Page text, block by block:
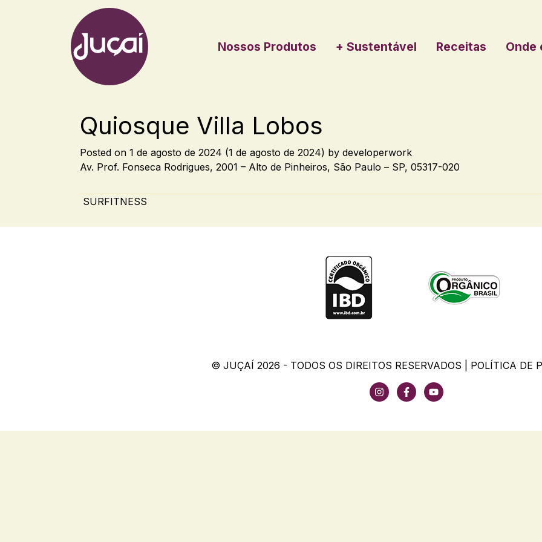
Main Navigation Nossos Produtos + Sustentável Receitas Onde
Quiosque Villa Lobos
Posted on 1 de agosto de 2024 (1 de agosto de 2024) by developerwork
Av. Prof. Fonseca Rodrigues, 2001 – Alto de Pinheiros, São Paulo – SP, 05317-020
Post navigation
SURFITNESS
© JUÇAÍ 2026 - TODOS OS DIREITOS RESERVADOS | POLÍTICA DE